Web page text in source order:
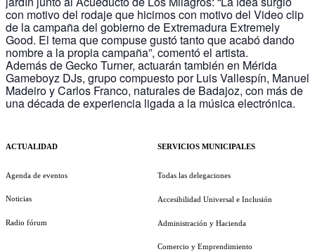
con motivo del rodaje que hicimos con motivo del Video clip
de la campaña del gobierno de Extremadura Extremely
Good. El tema que compuse gustó tanto que acabó dando
nombre a la propia campaña”, comentó el artista.
Además de Gecko Turner, actuarán también en Mérida
Gameboyz DJs, grupo compuesto por Luis Vallespín, Manuel
Madeiro y Carlos Franco, naturales de Badajoz, con más de
una década de experiencia ligada a la música electrónica.
ACTUALIDAD
Agenda de eventos
Noticias
Radio fórum
SERVICIOS MUNICIPALES
Todas las delegaciones
Accesibilidad Universal e Inclusión
Administración y Hacienda
Comercio y Emprendimiento